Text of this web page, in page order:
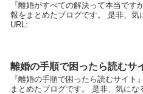
『離婚がすべての解決って本当で
報をまとめたブログです。 是非、気
URL:
離婚の手順で困ったら読むサ
『離婚の手順で困ったら読むサイト
まとめたブログです。 是非、気に